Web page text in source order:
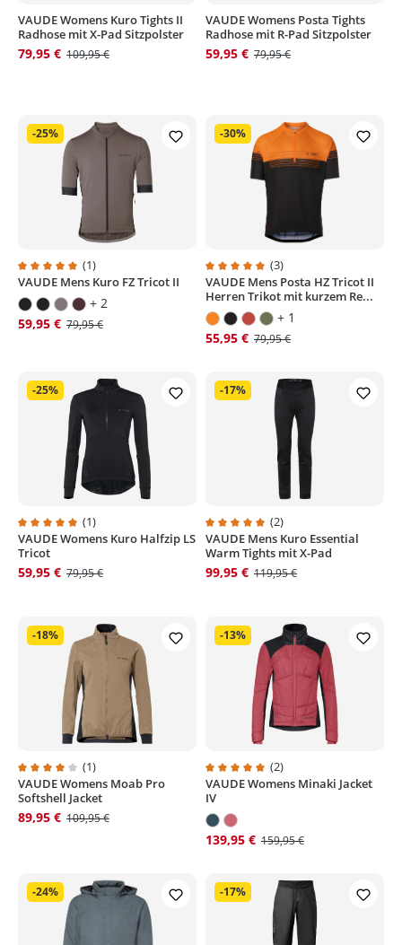
VAUDE Womens Kuro Tights II
Radhose mit X-Pad Sitzpolster
79,95 € 109,95 €
VAUDE Womens Posta Tights
Radhose mit R-Pad Sitzpolster
59,95 € 79,95 €
Durchschnittliche Bewertung von 5 von 5 Sternen
(1)
VAUDE Mens Kuro FZ Tricot II
+ 2
59,95 € 79,95 €
-25%
Durchschnittliche Bewertung
(3)
VAUDE Mens Posta HZ Tricot II
Herren Trikot mit kurzem Re...
+ 1
55,95 € 79,95 €
-30%
Durchschnittliche Bewertung von 5 von 5 Sternen
(1)
VAUDE Womens Kuro Halfzip LS
Tricot
59,95 € 79,95 €
-25%
Durchschnittliche Bewertung
(2)
VAUDE Mens Kuro Essential
Warm Tights mit X-Pad
99,95 € 119,95 €
-17%
Durchschnittliche Bewertung von 4 von 5 Sternen
(1)
VAUDE Womens Moab Pro
Softshell Jacket
89,95 € 109,95 €
-18%
Durchschnittliche Bewertung
(2)
VAUDE Womens Minaki Jacket
IV
139,95 € 159,95 €
-13%
-24% -17%